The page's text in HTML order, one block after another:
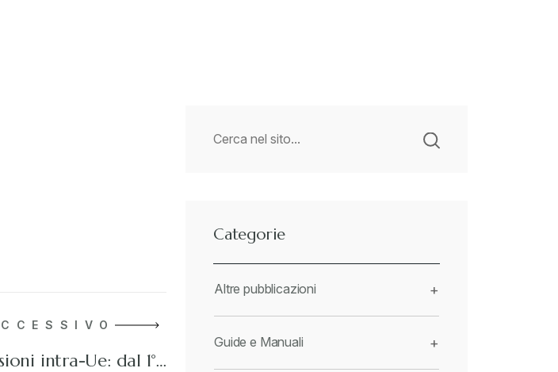
intra-Ue: dal 1°…
Categorie
Altre pubblicazioni +
Guide e Manuali +